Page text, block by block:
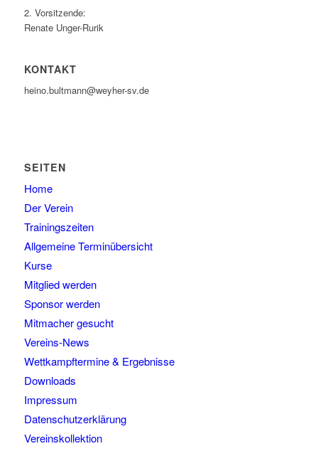
2. Vorsitzende:
Renate Unger-Rurik
KONTAKT
heino.bultmann@weyher-sv.de
SEITEN
Home
Der Verein
Trainingszeiten
Allgemeine Terminübersicht
Kurse
Mitglied werden
Sponsor werden
Mitmacher gesucht
Vereins-News
Wettkampftermine & Ergebnisse
Downloads
Impressum
Datenschutzerklärung
Vereinskollektion